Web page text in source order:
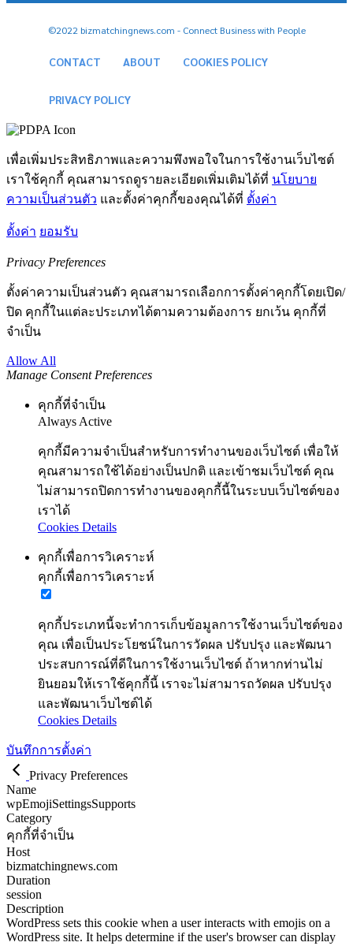
©2022 bizmatchingnews.com - Connect Business with People
CONTACT ABOUT COOKIES POLICY
PRIVACY POLICY
เพื่อเพิ่มประสิทธิภาพและความพึงพอใจในการใช้งานเว็บไซต์
เราใช้คุกกี้ คุณสามารถดูรายละเอียดเพิ่มเติมได้ที่ นโยบาย
ความเป็นส่วนตัว และตั้งค่าคุกกี้ของคุณได้ที่ ตั้งค่า
ตั้งค่า ยอมรับ
Privacy Preferences
ตั้งค่าความเป็นส่วนตัว คุณสามารถเลือกการตั้งค่าคุกกี้โดยเปิด/
ปิด คุกกี้ในแต่ละประเภทได้ตามความต้องการ ยกเว้น คุกกี้ที่
จำเป็น
Allow All
Manage Consent Preferences
คุกกี้ที่จำเป็น
Always Active
คุกกี้มีความจำเป็นสำหรับการทำงานของเว็บไซต์ เพื่อให้
คุณสามารถใช้ได้อย่างเป็นปกติ และเข้าชมเว็บไซต์ คุณ
ไม่สามารถปิดการทำงานของคุกกี้นี้ในระบบเว็บไซต์ของ
เราได้
Cookies Details
คุกกี้เพื่อการวิเคราะห์
คุกกี้เพื่อการวิเคราะห์
คุกกี้ประเภทนี้จะทำการเก็บข้อมูลการใช้งานเว็บไซต์ของ
คุณ เพื่อเป็นประโยชน์ในการวัดผล ปรับปรุง และพัฒนา
ประสบการณ์ที่ดีในการใช้งานเว็บไซต์ ถ้าหากท่านไม่
ยินยอมให้เราใช้คุกกี้นี้ เราจะไม่สามารถวัดผล ปรับปรุง
และพัฒนาเว็บไซต์ได้
Cookies Details
บันทึกการตั้งค่า
Privacy Preferences
Name
wpEmojiSettingsSupports
Category
คุกกี้ที่จำเป็น
Host
bizmatchingnews.com
Duration
session
Description
WordPress sets this cookie when a user interacts with emojis on a
WordPress site. It helps determine if the user's browser can display